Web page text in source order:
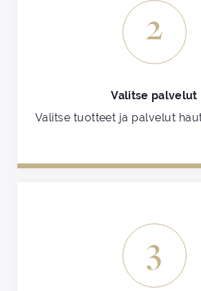
2
Valitse palvelut
Valitse tuotteet ja palvelut
3